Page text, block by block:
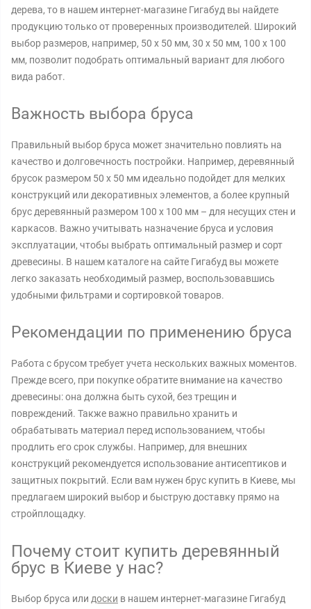
дерева, то в нашем интернет-магазине Гигабуд вы найдете
продукцию только от проверенных производителей. Широкий
выбор размеров, например, 50 х 50 мм, 30 х 50 мм, 100 х 100
мм, позволит подобрать оптимальный вариант для любого
вида работ.
Важность выбора бруса
Правильный выбор бруса может значительно повлиять на
качество и долговечность постройки. Например, деревянный
брусок размером 50 х 50 мм идеально подойдет для мелких
конструкций или декоративных элементов, а более крупный
брус деревянный размером 100 х 100 мм – для несущих стен и
каркасов. Важно учитывать назначение бруса и условия
эксплуатации, чтобы выбрать оптимальный размер и сорт
древесины. В нашем каталоге на сайте Гигабуд вы можете
легко заказать необходимый размер, воспользовавшись
удобными фильтрами и сортировкой товаров.
Рекомендации по применению бруса
Работа с брусом требует учета нескольких важных моментов.
Прежде всего, при покупке обратите внимание на качество
древесины: она должна быть сухой, без трещин и
повреждений. Также важно правильно хранить и
обрабатывать материал перед использованием, чтобы
продлить его срок службы. Например, для внешних
конструкций рекомендуется использование антисептиков и
защитных покрытий. Если вам нужен брус купить в Киеве, мы
предлагаем широкий выбор и быструю доставку прямо на
стройплощадку.
Почему стоит купить деревянный
брус в Киеве у нас?
Выбор бруса или доски в нашем интернет-магазине Гигабуд